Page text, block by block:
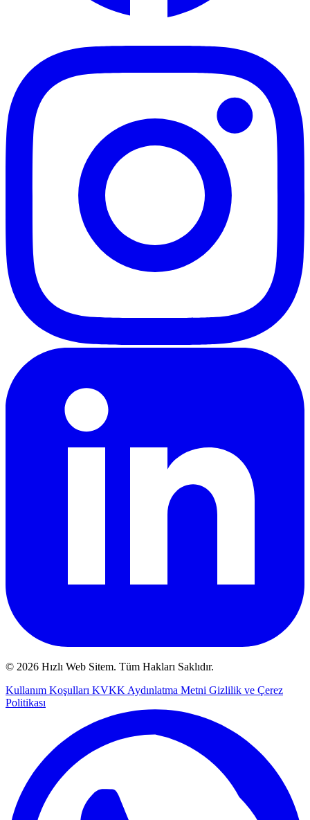
© 2026 Hızlı Web Sitem. Tüm Hakları Saklıdır.
Kullanım Koşulları KVKK Aydınlatma Metni Gizlilik ve Çerez
Politikası